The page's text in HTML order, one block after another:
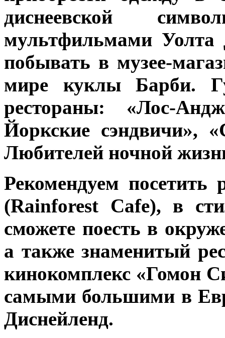
диснеевской
мультфильмами Уолта
побывать в музее-
мире куклы Барби.
рестораны: «Лос-
Йоркские сэндвичи», «
Любителей ночной
Рекомендуем посетить
(Rainforest Cafe), в
сможете поесть в
а также знаменитый
кинокомплекс «Гомон
самыми большими в
Диснейленд.